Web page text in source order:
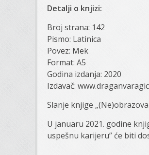
Detalji o knjizi:
Broj strana: 142
Pismo: Latinica
Povez: Mek
Format: A5
Godina izdanja: 2020
Izdavač:
Slanje knjige
U januaru 2021. godine
uspešnu karijeru” će biti